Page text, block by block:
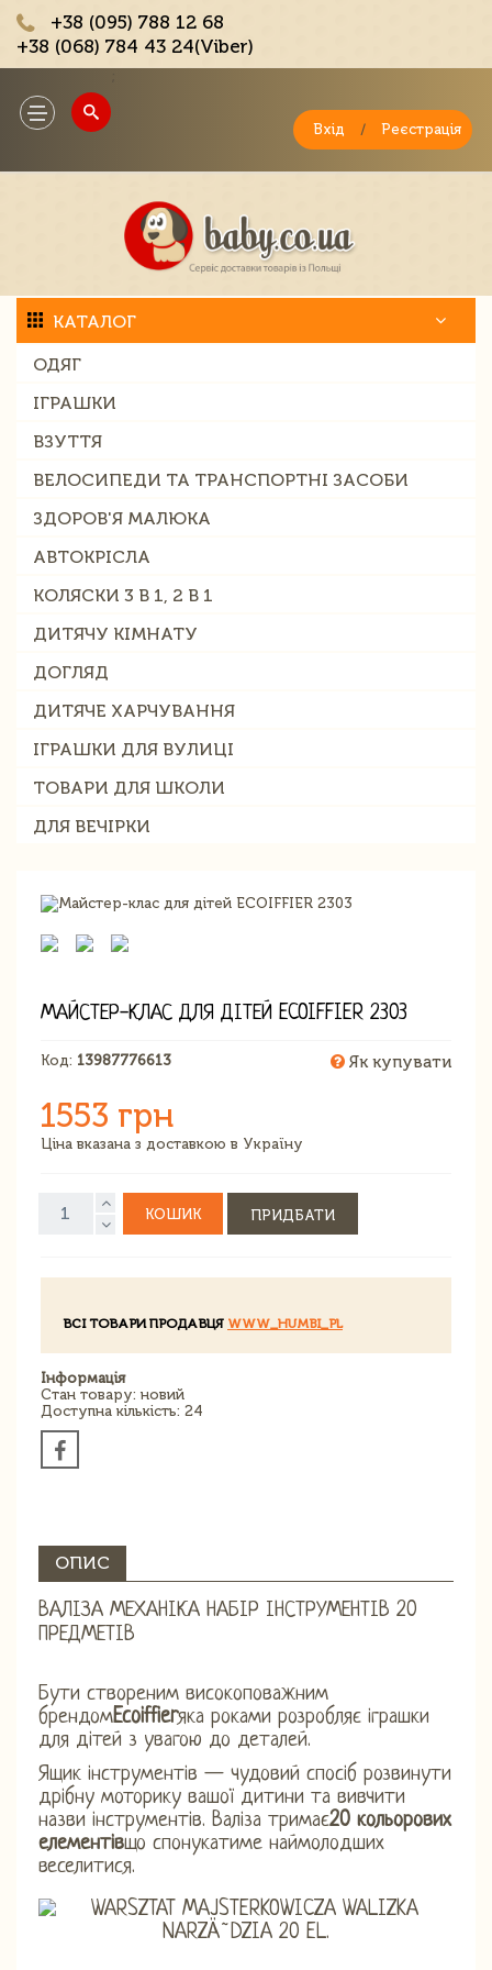
+38 (095) 788 12 68
+38 (068) 784 43 24(Viber)
Toggle
navigation
Вхід / Реєстрація
КАТАЛОГ
ОДЯГ
ІГРАШКИ
ВЗУТТЯ
ВЕЛОСИПЕДИ ТА ТРАНСПОРТНІ ЗАСОБИ
ЗДОРОВ'Я МАЛЮКА
АВТОКРІСЛА
КОЛЯСКИ 3 В 1, 2 В 1
ДИТЯЧУ КІМНАТУ
ДОГЛЯД
ДИТЯЧЕ ХАРЧУВАННЯ
ІГРАШКИ ДЛЯ ВУЛИЦІ
ТОВАРИ ДЛЯ ШКОЛИ
ДЛЯ ВЕЧІРКИ
МАЙСТЕР-КЛАС ДЛЯ ДІТЕЙ ECOIFFIER 2303
Код: 13987776613 Як купувати
1553 грн
Ціна вказана з доставкою в Україну
КОШИК ПРИДБАТИ
ВСІ ТОВАРИ ПРОДАВЦЯ WWW_HUMBI_PL
Інформація
Стан товару: новий
Доступна кількість: 24
ОПИС
ВАЛІЗА МЕХАНІКА НАБІР ІНСТРУМЕНТІВ 20
ПРЕДМЕТІВ
Бути створеним високоповажним
брендомEcoiffierяка роками розробляє іграшки
для дітей з увагою до деталей.
Ящик інструментів — чудовий спосіб розвинути
дрібну моторику вашої дитини та вивчити
назви інструментів. Валіза тримає20 кольорових
елементівщо спонукатиме наймолодших
веселитися.